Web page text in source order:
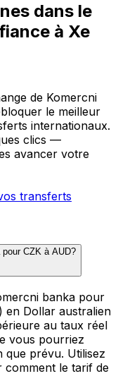
dans le
à Xe
de Komercni
le meilleur
internationaux.
clics —
avancer votre
transferts
CZK à AUD?
banka pour
en Dollar australien
au taux réel
vous pourriez
que prévu. Utilisez
le tarif de